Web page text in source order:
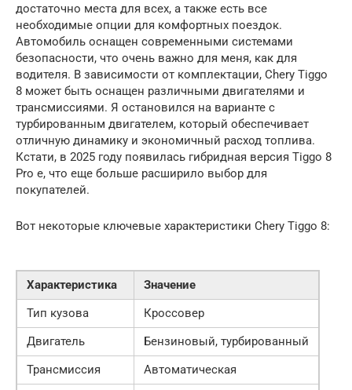
достаточно места для всех, а также есть все
необходимые опции для комфортных поездок.
Автомобиль оснащен современными системами
безопасности, что очень важно для меня, как для
водителя. В зависимости от комплектации, Chery Tiggo
8 может быть оснащен различными двигателями и
трансмиссиями. Я остановился на варианте с
турбированным двигателем, который обеспечивает
отличную динамику и экономичный расход топлива.
Кстати, в 2025 году появилась гибридная версия Tiggo 8
Pro e, что еще больше расширило выбор для
покупателей.
Вот некоторые ключевые характеристики Chery Tiggo 8:
Характеристика
Значение
Тип кузова
Кроссовер
Двигатель
Бензиновый, турбированный
Трансмиссия
Автоматическая